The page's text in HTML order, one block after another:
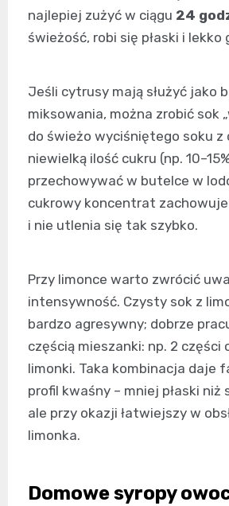
najlepiej zużyć w ciągu 24
świeżość, robi się płaski i lekko
Jeśli cytrusy mają służyć jako
miksowania, można zrobić sok
do świeżo wyciśniętego soku z
niewielką ilość cukru (np.
przechowywać w butelce w
cukrowy koncentrat
i nie utlenia się tak szybko.
Przy limonce warto zwrócić
intensywność. Czysty sok z
bardzo agresywny; dobrze
częścią mieszanki: np. 2 części
limonki. Taka kombinacja daje
profil kwaśny – mniej płaski niż
ale przy okazji łatwiejszy w
limonka.
Domowe syropy